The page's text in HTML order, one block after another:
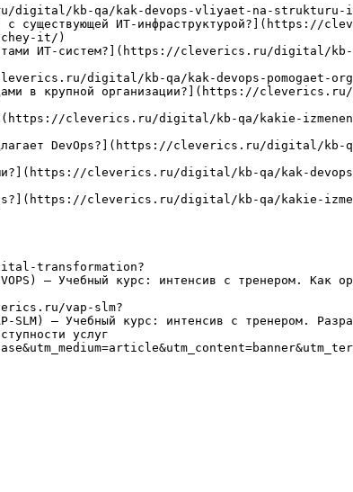
digital/kb-qa/kak-devops-vliyaet-na-
с существующей ИТ-
it/)
ИТ-систем?](https://cleverics.ru/digital/
cleverics.ru/digital/kb-qa/kak-devops-
в крупной организации?](https://
cleverics.ru/digital/kb-qa/kakie-
DevOps?](https://cleverics.ru/digital/
cleverics.ru/digital/kb-qa/kak-
cleverics.ru/digital/kb-qa/kakie-
transformation?
— Учебный курс: интенсив с тренером. Как
vap-slm?
SLM) — Учебный курс: интенсив с тренером.
услуг